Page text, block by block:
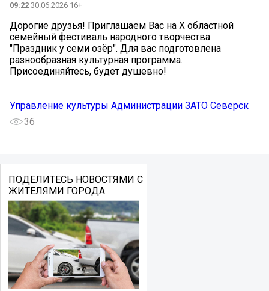
09:22 30.06.2026 16+
Дорогие друзья! Приглашаем Вас на X областной
семейный фестиваль народного творчества
"Праздник у семи озёр". Для вас подготовлена
разнообразная культурная программа.
Присоединяйтесь, будет душевно!
Управление культуры Администрации ЗАТО Северск
36
ПОДЕЛИТЕСЬ НОВОСТЯМИ С
ЖИТЕЛЯМИ ГОРОДА